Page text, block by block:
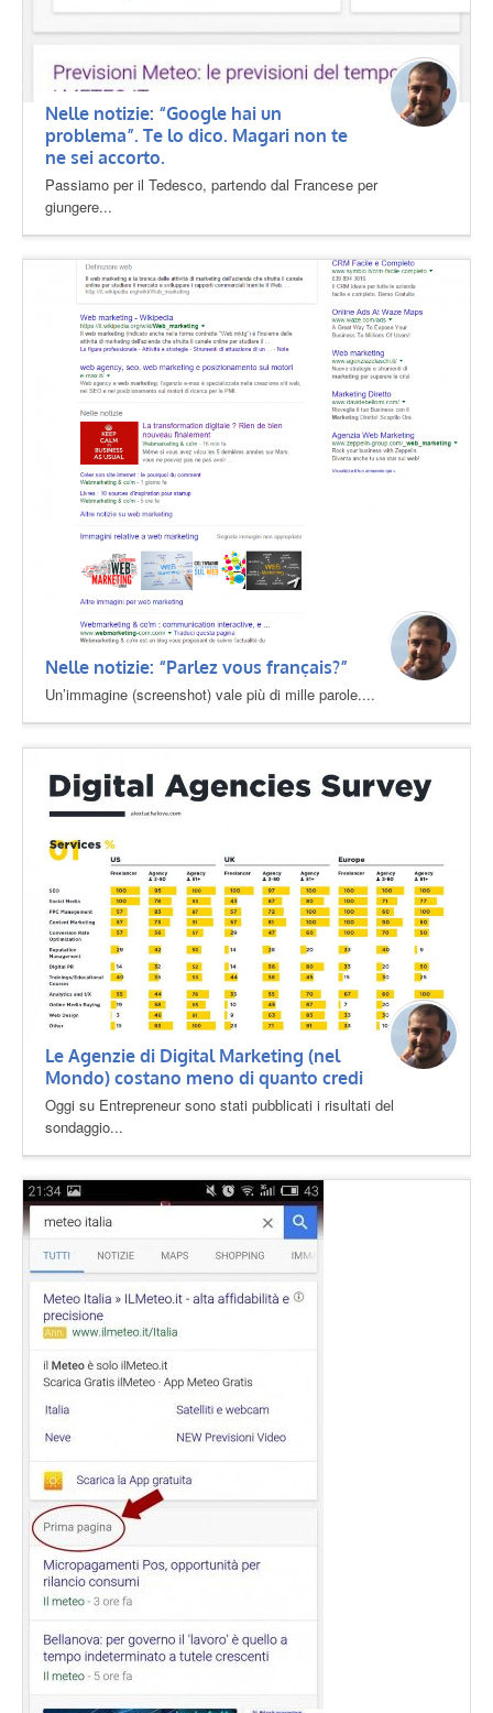
Nelle notizie: “Google hai un
problema”. Te lo dico. Magari non te
ne sei accorto.
Passiamo per il Tedesco, partendo dal Francese per
giungere...
Nelle notizie: “Parlez vous français?”
Un’immagine (screenshot) vale più di mille parole....
Le Agenzie di Digital Marketing (nel
Mondo) costano meno di quanto credi
Oggi su Entrepreneur sono stati pubblicati i risultati del
sondaggio...